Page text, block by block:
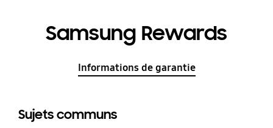
Samsung Rewards
Informations de garantie
Sujets communs